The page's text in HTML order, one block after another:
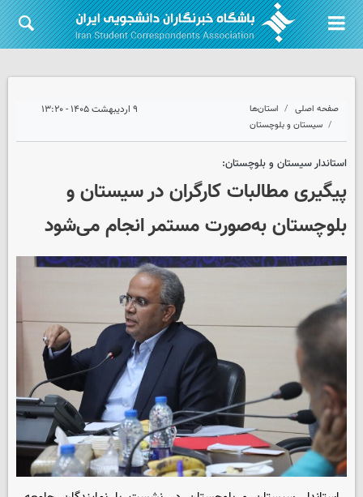
صفحه اصلی
استان‌ها
سیستان و بلوچستان
۹ اردیبهشت ۱۴۰۵ - ۱۳:۲۰
استاندار سیستان و بلوچستان:
پیگیری مطالبات کارگران در سیستان و
بلوچستان به‌صورت مستمر انجام می‌شود